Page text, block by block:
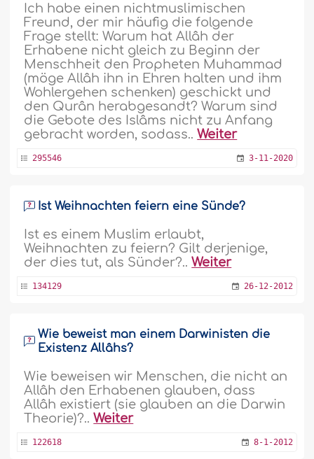
Ich habe einen nichtmuslimischen
Freund, der mir häufig die folgende
Frage stellt: Warum hat Allâh der
Erhabene nicht gleich zu Beginn der
Menschheit den Propheten Muhammad
(möge Allâh ihn in Ehren halten und ihm
Wohlergehen schenken) geschickt und
den Qurân herabgesandt? Warum sind
die Gebote des Islâms nicht zu Anfang
gebracht worden, sodass..Weiter
295546 3-11-2020
Ist Weihnachten feiern eine Sünde?
Ist es einem Muslim erlaubt,
Weihnachten zu feiern? Gilt derjenige,
der dies tut, als Sünder?..Weiter
134129 26-12-2012
Wie beweist man einem Darwinisten die
Existenz Allâhs?
Wie beweisen wir Menschen, die nicht an
Allâh den Erhabenen glauben, dass
Allâh existiert (sie glauben an die Darwin
Theorie)?..Weiter
122618 8-1-2012